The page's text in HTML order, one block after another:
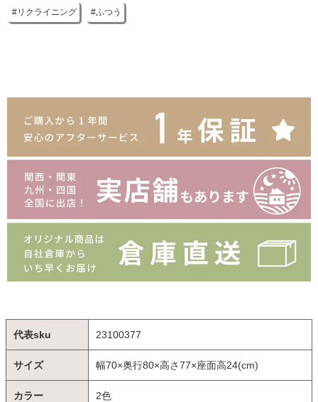
リクライニング ふつう
代表sku 23100377
サイズ 幅70×奥行80×高さ77×座面高24(cm)
カラー 2色